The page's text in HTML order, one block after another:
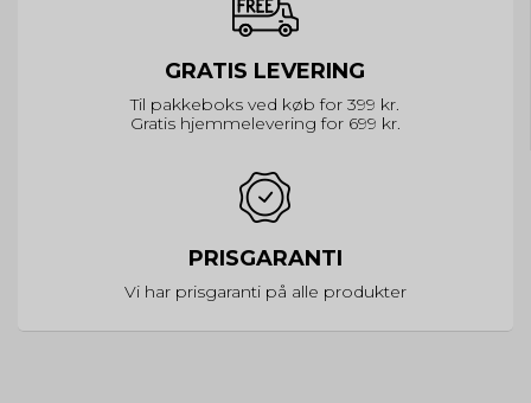
GRATIS LEVERING
Til pakkeboks ved køb for 399 kr.
Gratis hjemmelevering for 699 kr.
PRISGARANTI
Vi har prisgaranti på alle produkter